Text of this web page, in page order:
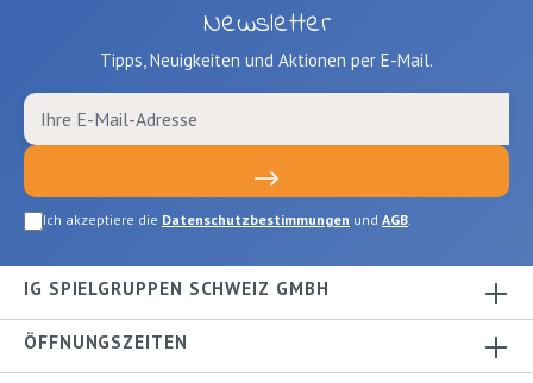
Newsletter
Tipps, Neuigkeiten und Aktionen per E-Mail.
Ich akzeptiere die Datenschutzbestimmungen und AGB.
IG SPIELGRUPPEN SCHWEIZ GMBH
ÖFFNUNGSZEITEN